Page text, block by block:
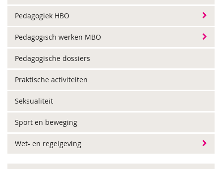
Pedagogiek HBO
Pedagogisch werken MBO
Pedagogische dossiers
Praktische activiteiten
Seksualiteit
Sport en beweging
Wet- en regelgeving